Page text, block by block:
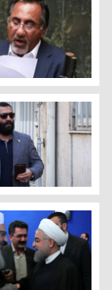
علیم
مداحی کە بە